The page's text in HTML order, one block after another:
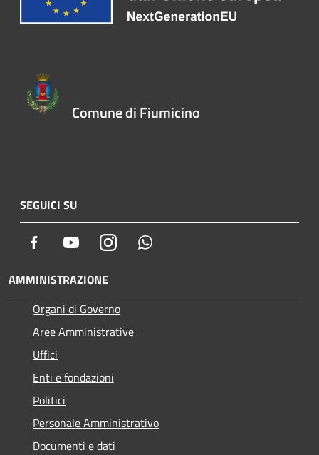
Comune di Fiumicino
SEGUICI SU
Facebook YoutubeInstagram
AMMINISTRAZIONE
Organi di Governo
Aree Amministrative
Uffici
Enti e fondazioni
Politici
Personale Amministrativo
Documenti e dati